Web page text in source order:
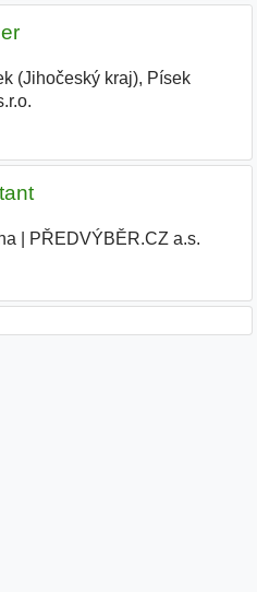
(Jihočeský kraj), Písek
PŘEDVÝBĚR.CZ a.s.